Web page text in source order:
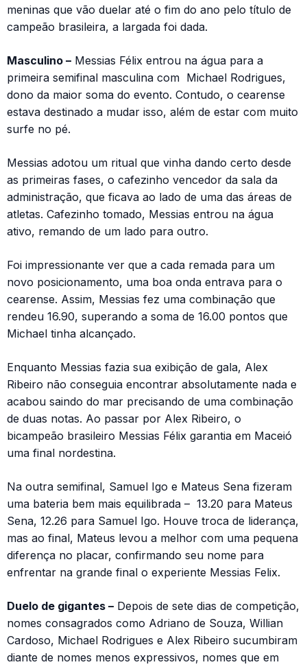
meninas que vão duelar até o fim do ano pelo título de
campeão brasileira, a largada foi dada.
Masculino – Messias Félix entrou na água para a
primeira semifinal masculina com Michael Rodrigues,
dono da maior soma do evento. Contudo, o cearense
estava destinado a mudar isso, além de estar com muito
surfe no pé.
Messias adotou um ritual que vinha dando certo desde
as primeiras fases, o cafezinho vencedor da sala da
administração, que ficava ao lado de uma das áreas de
atletas. Cafezinho tomado, Messias entrou na água
ativo, remando de um lado para outro.
Foi impressionante ver que a cada remada para um
novo posicionamento, uma boa onda entrava para o
cearense. Assim, Messias fez uma combinação que
rendeu 16.90, superando a soma de 16.00 pontos que
Michael tinha alcançado.
Enquanto Messias fazia sua exibição de gala, Alex
Ribeiro não conseguia encontrar absolutamente nada e
acabou saindo do mar precisando de uma combinação
de duas notas. Ao passar por Alex Ribeiro, o
bicampeão brasileiro Messias Félix garantia em Maceió
uma final nordestina.
Na outra semifinal, Samuel Igo e Mateus Sena fizeram
uma bateria bem mais equilibrada – 13.20 para Mateus
Sena, 12.26 para Samuel Igo. Houve troca de liderança,
mas ao final, Mateus levou a melhor com uma pequena
diferença no placar, confirmando seu nome para
enfrentar na grande final o experiente Messias Felix.
Duelo de gigantes – Depois de sete dias de competição,
nomes consagrados como Adriano de Souza, Willian
Cardoso, Michael Rodrigues e Alex Ribeiro sucumbiram
diante de nomes menos expressivos, nomes que em